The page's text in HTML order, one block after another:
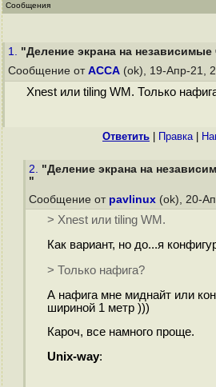
Сообщения
1. "Деление экрана на независимые
Сообщение от ACCA (ok), 19-Апр-21,
Xnest или tiling WM. Только
Ответить Правка|
2. "Деление экрана на
"
Сообщение от pavlinux (ok), 20-
> Xnest или tiling WM.
Как вариант, но до...я
> Только нафига?
А нафига мне миднайт или
шириной 1 метр )))
Кароч, все намного проще.
Unix-way: